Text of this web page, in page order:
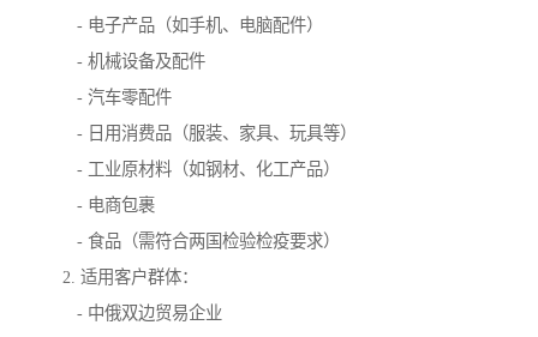
- 电子产品（如手机、电脑配件）
- 机械设备及配件
- 汽车零配件
- 日用消费品（服装、家具、玩具等）
- 工业原材料（如钢材、化工产品）
- 电商包裹
- 食品（需符合两国检验检疫要求）
2. 适用客户群体：
- 中俄双边贸易企业